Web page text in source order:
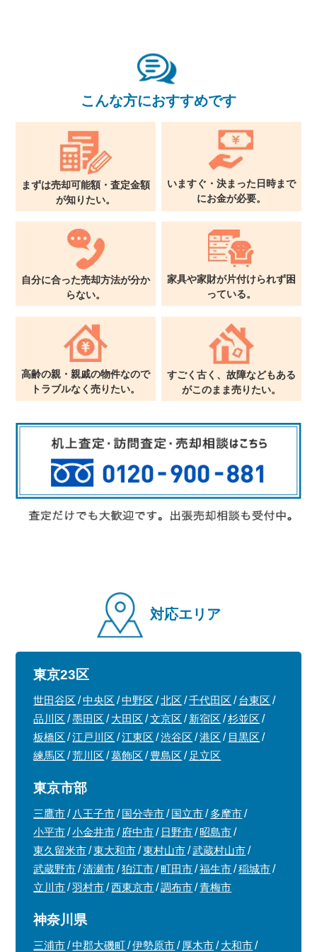
無料査定・売却相談
10時～18時/水曜日定休
東京本社 0120-900-881
関西支社 0120-711-018
こんな方におすすめです
まずは売却可能額・査定金額
が知りたい。
いますぐ・決まった日時まで
にお金が必要。
自分に合った売却方法が分か
らない。
家具や家財が片付けられず困
っている。
高齢の親・親戚の物件なので
トラブルなく売りたい。
すごく古く、故障などもある
がこのまま売りたい。
対応エリア
東京23区
世田谷区 中央区 中野区 北区 千代田区
台東区
品川区
墨田区 大田区 文京区 新宿区
杉並区
板橋区
江戸川区 江東区 渋谷区 港区
目黒区
練馬区
荒川区 葛飾区 豊島区 足立区
東京市部
三鷹市 八王子市 国分寺市 国立市
多摩市
小平市
小金井市 府中市 日野市
昭島市
東久留米市
東大和市 東村山市
武蔵村山市
武蔵野市
清瀬市 狛江市 町田市 福生市
稲城市
立川市
羽村市 西東京市 調布市 青梅市
神奈川県
三浦市 中郡大磯町 伊勢原市 厚木市
大和市